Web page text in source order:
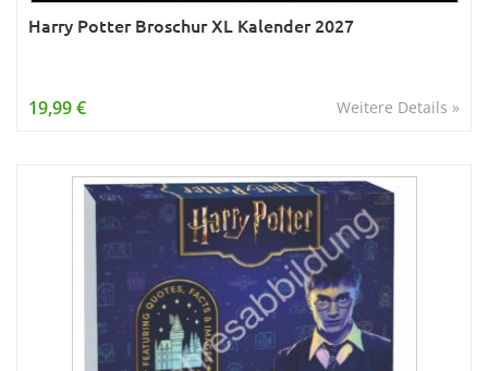
Harry Potter Broschur XL Kalender 2027
Weitere Details »
19,99 €